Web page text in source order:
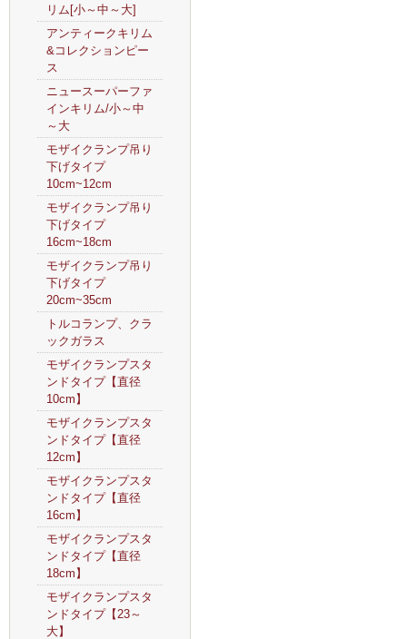
リム[小～中～大]
アンティークキリム
&コレクションピー
ス
ニュースーパーファ
インキリム/小～中
～大
モザイクランプ吊り
下げタイプ
10cm~12cm
モザイクランプ吊り
下げタイプ
16cm~18cm
モザイクランプ吊り
下げタイプ
20cm~35cm
トルコランプ、クラ
ックガラス
モザイクランプスタ
ンドタイプ【直径
10cm】
モザイクランプスタ
ンドタイプ【直径
12cm】
モザイクランプスタ
ンドタイプ【直径
16cm】
モザイクランプスタ
ンドタイプ【直径
18cm】
モザイクランプスタ
ンドタイプ【23～
大】